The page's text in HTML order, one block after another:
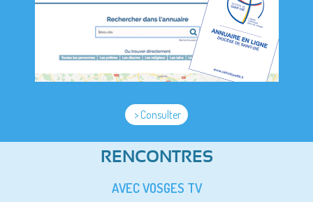
> Consulter
RENCONTRES
AVEC VOSGES TV